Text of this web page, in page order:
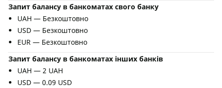
Запит балансу в банкоматах свого банку
UAH — Безкоштовно
USD — Безкоштовно
EUR — Безкоштовно
Запит балансу в банкоматах інших банків
UAH — 2 UAH
USD — 0.09 USD